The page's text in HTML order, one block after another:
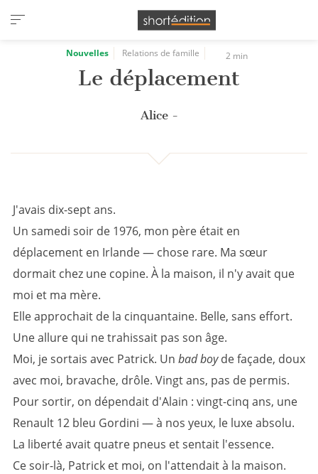
Panneau de gestion des cookies
Nouvelles Relations de famille 2 min
Le déplacement
Alice -
J'avais dix-sept ans.
Un samedi soir de 1976, mon père était en
déplacement en Irlande — chose rare. Ma sœur
dormait chez une copine. À la maison, il n'y avait que
moi et ma mère.
Elle approchait de la cinquantaine. Belle, sans effort.
Une allure qui ne trahissait pas son âge.
Moi, je sortais avec Patrick. Un bad boyde façade, doux
avec moi, bravache, drôle. Vingt ans, pas de permis.
Pour sortir, on dépendait d'Alain : vingt-cinq ans, une
Renault 12 bleu Gordini — à nos yeux, le luxe absolu.
La liberté avait quatre pneus et sentait l'essence.
Ce soir-là, Patrick et moi, on l'attendait à la maison.